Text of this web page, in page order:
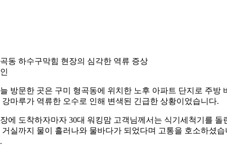
동 하수구막힘 현장의 심각한 역류 증상
방문한 곳은 구미 형곡동에 위치한 노후 아파트 단지로 주방
강마루가 역류한 오수로 인해 변색된 긴급한 상황이었습니다.
에 도착하자마자 30대 워킹맘 고객님께서는 식기세척기를 돌
거실까지 물이 흘러나와 물바다가 되었다며 고통을 호소하셨습